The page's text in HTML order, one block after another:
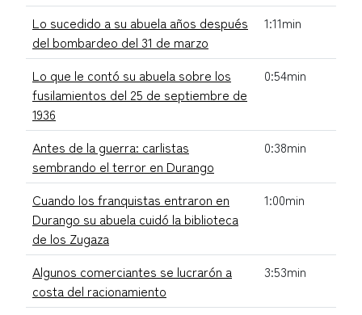
Lo sucedido a su abuela años después
del bombardeo del 31 de marzo
1:11min
Lo que le contó su abuela sobre los
fusilamientos del 25 de septiembre de
1936
0:54min
Antes de la guerra: carlistas
sembrando el terror en Durango
0:38min
Cuando los franquistas entraron en
Durango su abuela cuidó la biblioteca
de los Zugaza
1:00min
Algunos comerciantes se lucrarón a
costa del racionamiento
3:53min